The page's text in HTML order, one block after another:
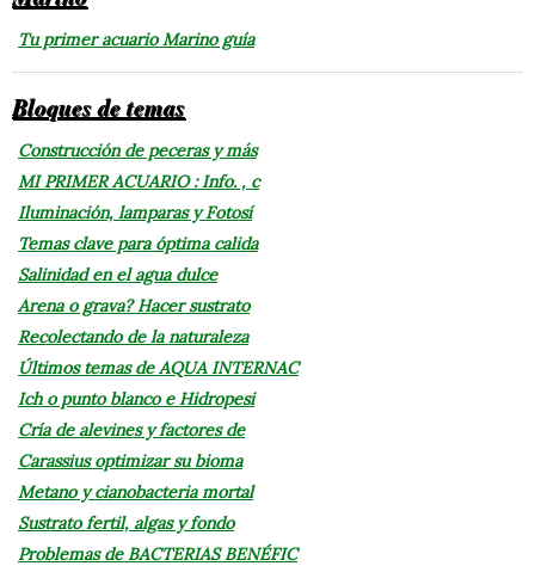
Tu primer acuario Marino guía
Bloques de temas
Construcción de peceras y más
MI PRIMER ACUARIO : Info. , c
Iluminación, lamparas y Fotosí
Temas clave para óptima calida
Salinidad en el agua dulce
Arena o grava? Hacer sustrato
Recolectando de la naturaleza
Últimos temas de AQUA INTERNAC
Ich o punto blanco e Hidropesi
Cría de alevines y factores de
Carassius optimizar su bioma
Metano y cianobacteria mortal
Sustrato fertil, algas y fondo
Problemas de BACTERIAS BENÉFIC